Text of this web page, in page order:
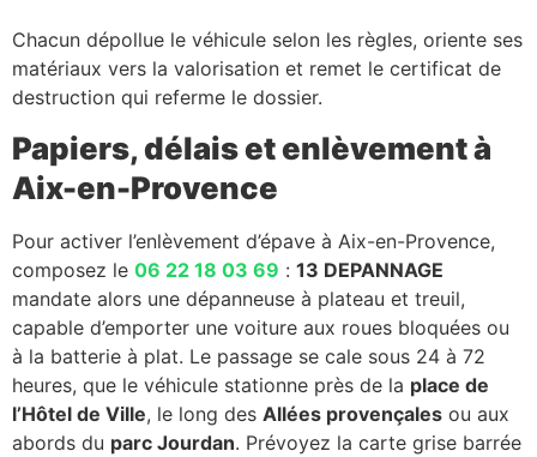
Chacun dépollue le véhicule selon les règles, oriente ses
matériaux vers la valorisation et remet le certificat de
destruction qui referme le dossier.
Papiers, délais et enlèvement à
Aix-en-Provence
Pour activer l’enlèvement d’épave à Aix-en-Provence,
composez le 06 22 18 03 69 : 13 DEPANNAGE
mandate alors une dépanneuse à plateau et treuil,
capable d’emporter une voiture aux roues bloquées ou
à la batterie à plat. Le passage se cale sous 24 à 72
heures, que le véhicule stationne près de la place de
l’Hôtel de Ville, le long des Allées provençales ou aux
abords du parc Jourdan. Prévoyez la carte grise barrée